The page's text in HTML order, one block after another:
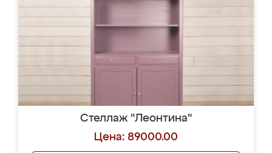
Стеллаж "Леонтина"
Цена: 89000.00